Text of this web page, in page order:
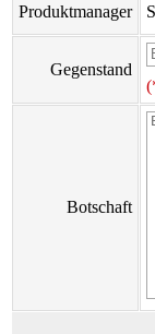
Produktmanager
Gegenstand
Botschaft